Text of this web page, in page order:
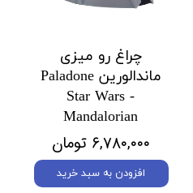
چراغ رو میزی
ماندالورین Paladone
Star Wars -
Mandalorian
۶,۷۸۰,۰۰۰ تومان
افزودن به سبد خرید